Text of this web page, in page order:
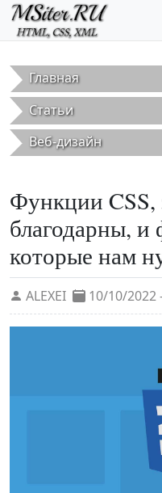
Перейти к основному
Главная
Статьи
Веб-дизайн
Функции CSS,
благодарны, и
которые нам
ALEXEI 10/10/2022